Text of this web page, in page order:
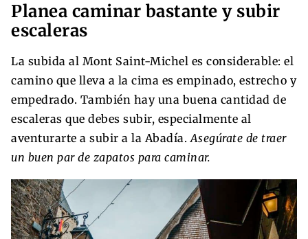
Planea caminar bastante y subir
escaleras
La subida al Mont Saint-Michel es considerable: el
camino que lleva a la cima es empinado, estrecho y
empedrado. También hay una buena cantidad de
escaleras que debes subir, especialmente al
aventurarte a subir a la Abadía.Asegúrate de traer
un buen par de zapatos para caminar.